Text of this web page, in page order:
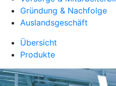
Gründung & Nachfolge
Auslandsgeschäft
Übersicht
Produkte